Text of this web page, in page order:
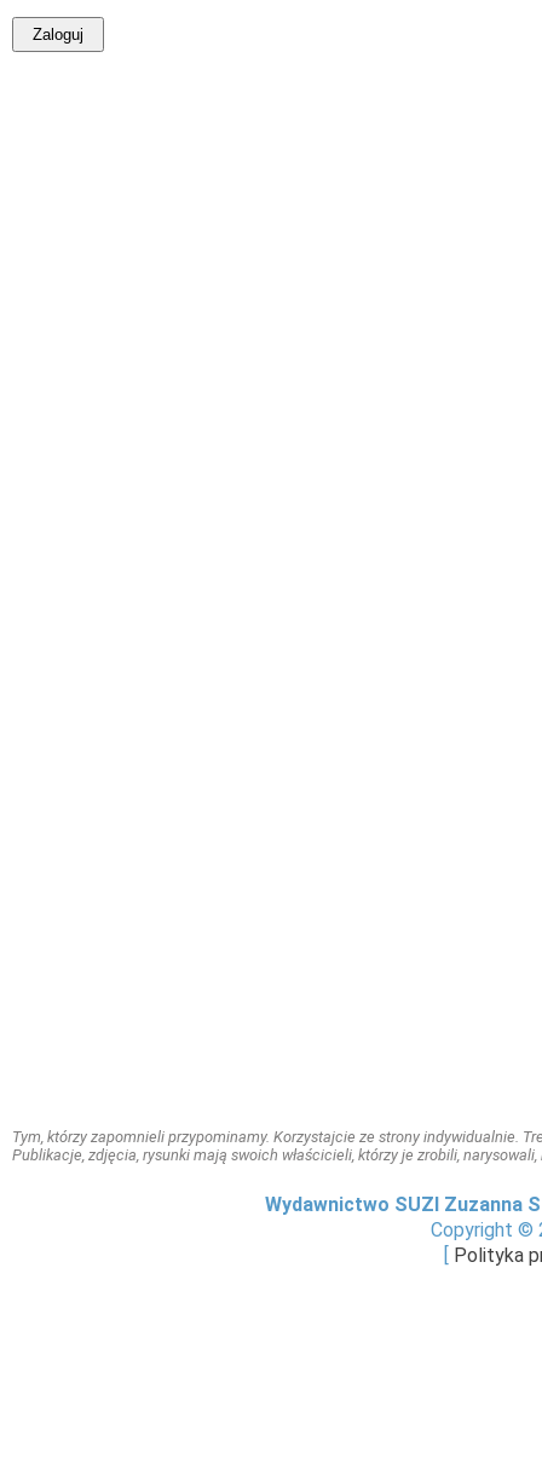
Tym, którzy zapomnieli przypominamy. Korzystajcie ze strony indywidualnie.
Publikacje, zdjęcia, rysunki mają swoich właścicieli, którzy je zrobili,
Wydawnictwo SUZI Zuzanna
Copyright ©
Polityka